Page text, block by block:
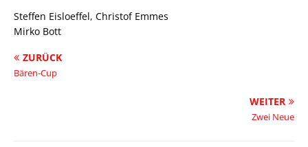
Steffen Eisloeffel, Christof Emmes
Mirko Bott
ZURÜCK
Bären-Cup
WEITER
Zwei Neue